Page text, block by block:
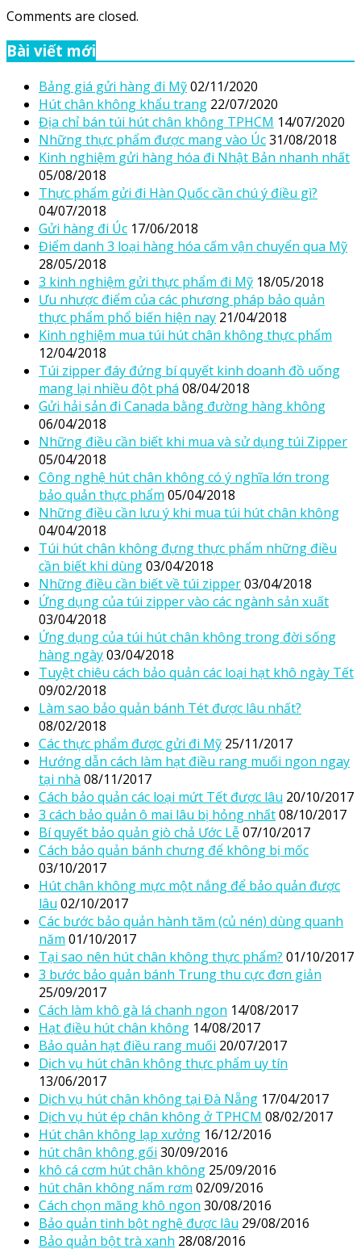
Comments are closed.
Bài viết mới
Bảng giá gửi hàng đi Mỹ02/11/2020
Hút chân không khẩu trang 22/07/2020
Địa chỉ bán túi hút chân không TPHCM 14/07/2020
Những thực phẩm được mang vào Úc31/08/2018
Kinh nghiệm gửi hàng hóa đi Nhật Bản nhanh nhất
05/08/2018
Thực phẩm gửi đi Hàn Quốc cần chú ý điều gì?
04/07/2018
Gửi hàng đi Úc 17/06/2018
Điểm danh 3 loại hàng hóa cấm vận chuyển qua Mỹ
28/05/2018
3 kinh nghiệm gửi thực phẩm đi Mỹ 18/05/2018
Ưu nhược điểm của các phương pháp bảo quản
thực phẩm phổ biến hiện nay 21/04/2018
Kinh nghiệm mua túi hút chân không thực phẩm
12/04/2018
Túi zipper đáy đứng bí quyết kinh doanh đồ uống
mang lại nhiều đột phá 08/04/2018
Gửi hải sản đi Canada bằng đường hàng không
06/04/2018
Những điều cần biết khi mua và sử dụng túi Zipper
05/04/2018
Công nghệ hút chân không có ý nghĩa lớn trong
bảo quản thực phẩm 05/04/2018
Những điều cần lưu ý khi mua túi hút chân không
04/04/2018
Túi hút chân không đựng thực phẩm những điều
cần biết khi dùng03/04/2018
Những điều cần biết về túi zipper03/04/2018
Ứng dụng của túi zipper vào các ngành sản xuất
03/04/2018
Ứng dụng của túi hút chân không trong đời sống
hàng ngày03/04/2018
Tuyệt chiêu cách bảo quản các loại hạt khô ngày Tết
09/02/2018
Làm sao bảo quản bánh Tét được lâu nhất?
08/02/2018
Các thực phẩm được gửi đi Mỹ 25/11/2017
Hướng dẫn cách làm hạt điều rang muối ngon ngay
tại nhà 08/11/2017
Cách bảo quản các loại mứt Tết được lâu 20/10/2017
3 cách bảo quản ô mai lâu bị hỏng nhất08/10/2017
Bí quyết bảo quản giò chả Ước Lễ07/10/2017
Cách bảo quản bánh chưng để không bị mốc
03/10/2017
Hút chân không mực một nắng để bảo quản được
lâu 02/10/2017
Các bước bảo quản hành tăm (củ nén) dùng quanh
năm 01/10/2017
Tại sao nên hút chân không thực phẩm? 01/10/2017
3 bước bảo quản bánh Trung thu cực đơn giản
25/09/2017
Cách làm khô gà lá chanh ngon 14/08/2017
Hạt điều hút chân không 14/08/2017
Bảo quản hạt điều rang muối 20/07/2017
Dịch vụ hút chân không thực phẩm uy tín
13/06/2017
Dịch vụ hút chân không tại Đà Nẵng 17/04/2017
Dịch vụ hút ép chân không ở TPHCM 08/02/2017
Hút chân không lạp xưởng 16/12/2016
hút chân không gối 30/09/2016
khô cá cơm hút chân không 25/09/2016
hút chân không nấm rơm 02/09/2016
Cách chọn măng khô ngon 30/08/2016
Bảo quản tinh bột nghệ được lâu 29/08/2016
Bảo quản bột trà xanh 28/08/2016